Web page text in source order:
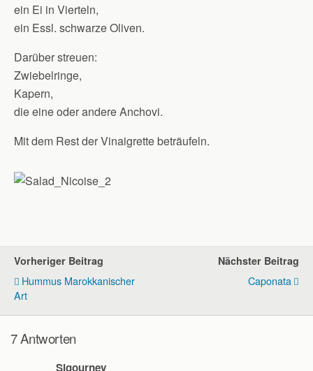
ein Ei in Vierteln,
ein Essl. schwarze Oliven.
Darüber streuen:
Zwiebelringe,
Kapern,
die eine oder andere Anchovi.
Mit dem Rest der Vinaigrette beträufeln.
Vorheriger Beitrag
Hummus Marokkanischer
Art
Nächster Beitrag
Caponata
7 Antworten
Sigourney